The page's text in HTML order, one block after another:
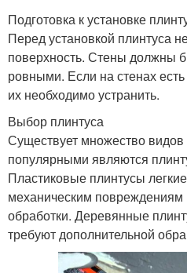
Подготовка к установке
Перед установкой плинтуса
поверхность. Стены должны
ровными. Если на стенах
их необходимо устранить.
Выбор плинтуса
Существует множество
популярными являются
Пластиковые плинтусы
механическим повреждениям
обработки. Деревянные
требуют дополнительной